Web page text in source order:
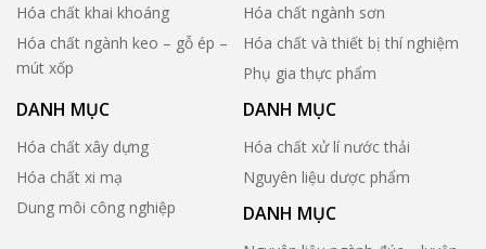
Hóa chất khai khoáng
Hóa chất ngành keo – gỗ ép –
mút xốp
Hóa chất ngành sơn
Hóa chất và thiết bị thí nghiệm
Phụ gia thực phẩm
DANH MỤC
Hóa chất xây dựng
Hóa chất xi mạ
Dung môi công nghiệp
DANH MỤC
Hóa chất xử lí nước thải
Nguyên liệu dược phẩm
DANH MỤC